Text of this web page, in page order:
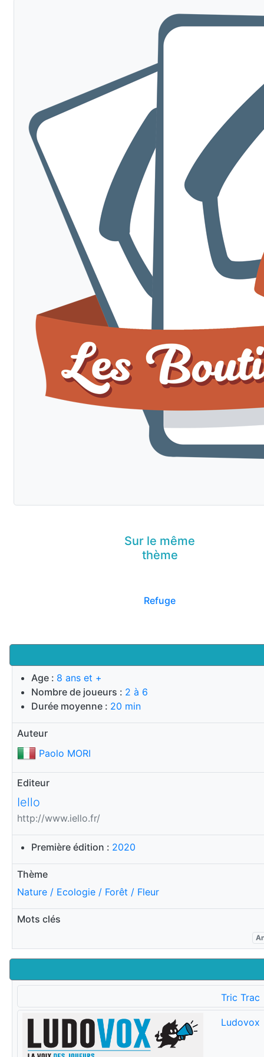
Age : 8 ans et +
Nombre de joueurs : 2 à 6
Durée moyenne : 20 min
Auteur
Paolo MORI
Editeur
Iello
http://www.iello.fr/
Première édition : 2020
Thème
Nature / Ecologie / Forêt / Fleur
Mots clés
Tric Trac
Ludovox
Sur le même
thème
Refuge